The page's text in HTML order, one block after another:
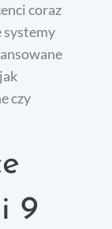
coraz
systemy
czy
9